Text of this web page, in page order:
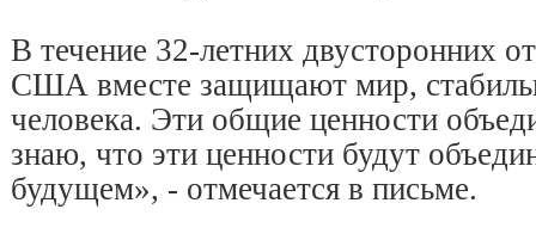
В течение 32-летних двусторонних
США вместе защищают мир,
человека. Эти общие ценности
знаю, что эти ценности будут
будущем», - отмечается в письме.